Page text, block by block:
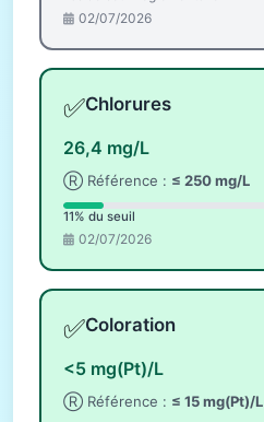
02/07/2026
✅Chlorures
26,4 mg/L
Ⓡ Référence : ≤ 250 mg/L
11% du seuil
02/07/2026
✅Coloration
<5 mg(Pt)/L
Ⓡ Référence : ≤ 15 mg(Pt)/L